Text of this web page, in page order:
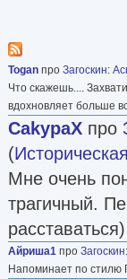
Togan про Загоскин:
Что скажешь....
вдохновляет больше
CakypaX про
(
Мне очень
трагичный.
Айриша1 про Загоскин:
Напоминает по стилю